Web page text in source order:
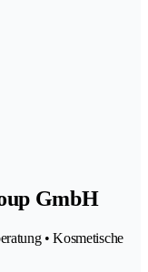
GmbH
• Kosmetische